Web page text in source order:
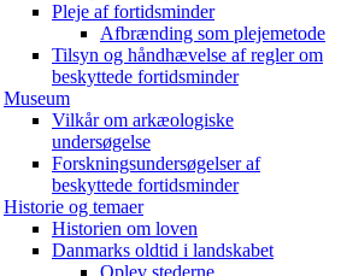
Pleje af fortidsminder
Afbrænding som plejemetode
Tilsyn og håndhævelse af regler om
beskyttede fortidsminder
Museum
Vilkår om arkæologiske
undersøgelse
Forskningsundersøgelser af
beskyttede fortidsminder
Historie og temaer
Historien om loven
Danmarks oldtid i landskabet
Oplev stederne